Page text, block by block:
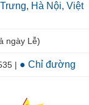
Hà Nội, Việt
ngày Lễ)
| ● Chỉ đường